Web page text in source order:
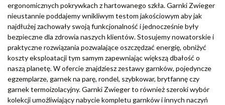
ergonomicznych pokrywkach z hartowanego szkła. Garnki Zwieger
nieustannie poddajemy wnikliwym testom jakościowym aby jak
najdłużej zachowały swoją funkcjonalność i jednocześnie były
bezpieczne dla zdrowia naszych klientów. Stosujemy nowatorskie i
praktyczne rozwiązania pozwalające oszczędzać energię, obniżyć
koszty eksploatacji tym samym zapewniając większą dbałość o
naszą planetę. W ofercie znajdziesz zestawy garnków, pojedyncze
egzemplarze, garnek na parę, rondel, szybkowar, brytfannę czy
garnek termoizolacyjny. Garnki Zwieger to również szeroki wybór
kolekcji umożliwiający nabycie kompletu garnków i innych naczyń